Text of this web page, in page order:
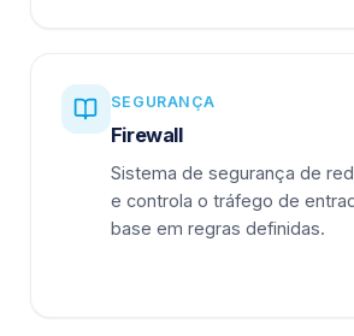
SEGURANÇA
Firewall
Sistema de segurança de
e controla o tráfego de
base em regras definidas.